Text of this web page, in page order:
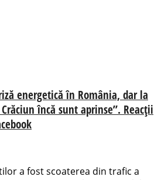
energetică în România, dar la
încă sunt aprinse”. Reacții
a fost scoaterea din trafic a